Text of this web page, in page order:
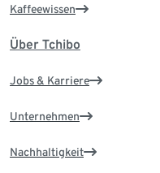
Kaffeewissen
Über Tchibo
Jobs & Karriere
Unternehmen
Nachhaltigkeit